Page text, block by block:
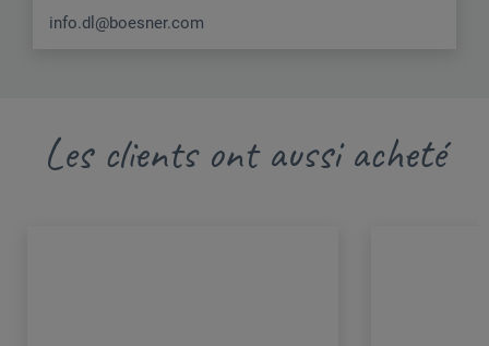
info.dl@boesner.com
Les clients ont aussi acheté